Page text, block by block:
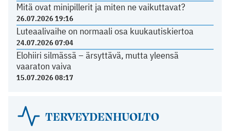
Mitä ovat minipillerit ja miten ne vaikuttavat?
26.07.2026 19:16
Luteaalivaihe on normaali osa kuukautiskiertoa
24.07.2026 07:04
Elohiiri silmässä – ärsyttävä, mutta yleensä
vaaraton vaiva
15.07.2026 08:17
TERVEYDENHUOLTO